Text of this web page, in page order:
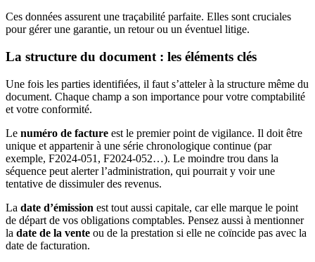
Ces données assurent une traçabilité parfaite. Elles sont cruciales
pour gérer une garantie, un retour ou un éventuel litige.
La structure du document : les éléments clés
Une fois les parties identifiées, il faut s’atteler à la structure même du
document. Chaque champ a son importance pour votre comptabilité
et votre conformité.
Le numéro de facture est le premier point de vigilance. Il doit être
unique et appartenir à une série chronologique continue (par
exemple, F2024-051, F2024-052…). Le moindre trou dans la
séquence peut alerter l’administration, qui pourrait y voir une
tentative de dissimuler des revenus.
La date d’émission est tout aussi capitale, car elle marque le point
de départ de vos obligations comptables. Pensez aussi à mentionner
la date de la vente ou de la prestation si elle ne coïncide pas avec la
date de facturation.